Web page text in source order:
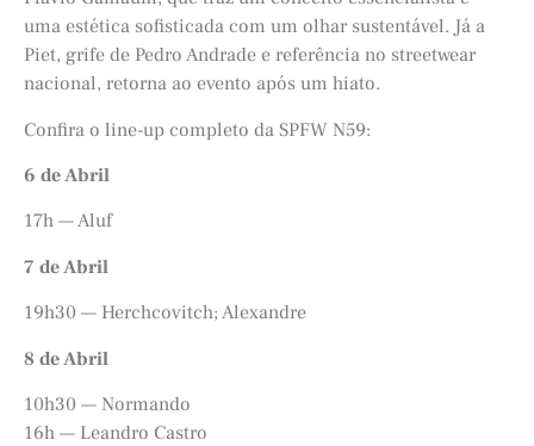
uma estética sofisticada com um olhar sustentável. Já a
Piet, grife de Pedro Andrade e referência no streetwear
nacional, retorna ao evento após um hiato.
Confira o line-up completo da SPFW N59:
6 de Abril
17h — Aluf
7 de Abril
19h30 — Herchcovitch; Alexandre
8 de Abril
10h30 — Normando
16h — Leandro Castro